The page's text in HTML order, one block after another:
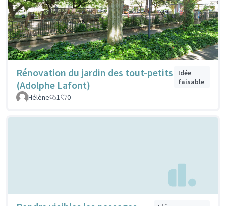
Rénovation du jardin des tout-petits
(Adolphe Lafont)
Idée
faisable
Hélène
1 0